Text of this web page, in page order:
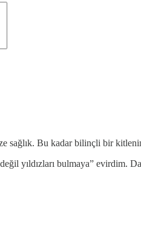
sağlık. Bu kadar bilinçli bir
yıldızları bulmaya” evirdim.